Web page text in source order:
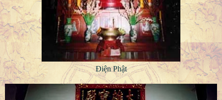
Điện Phật